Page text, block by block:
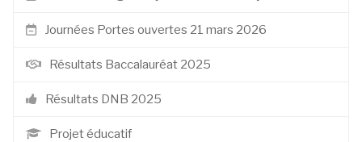
Journées Portes ouvertes 21 mars 2026
Résultats Baccalauréat 2025
Résultats DNB 2025
Projet éducatif